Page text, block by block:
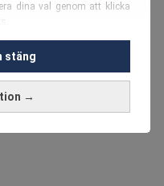
dina val genom att klicka
i vårcookie-policy
för dessa syften:
tekniker, anpassning av
→
stäng